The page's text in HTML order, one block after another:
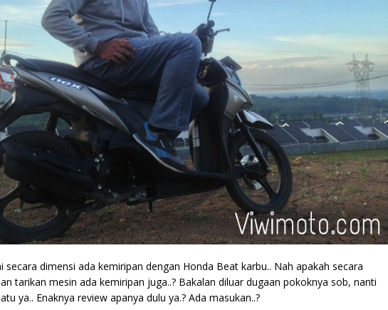
secara dimensi ada kemiripan dengan Honda Beat karbu.. Nah apakah secara
tarikan mesin ada kemiripan juga..? Bakalan diluar dugaan pokoknya sob, nanti
ya.. Enaknya review apanya dulu ya.? Ada masukan..?